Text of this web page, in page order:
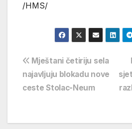
/HMS/
Navigacija
objava
Mještani četiriju sela
najavljuju blokadu nove
ceste Stolac-Neum